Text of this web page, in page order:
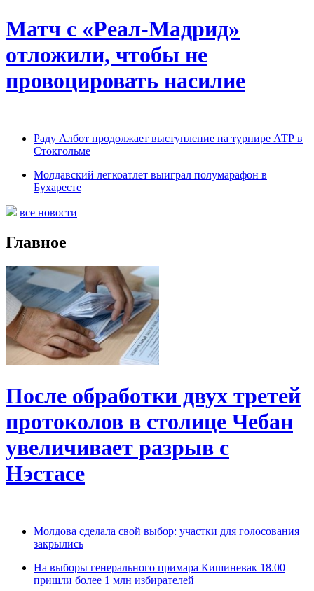
Матч с «Реал-Мадрид»
отложили, чтобы не
провоцировать насилие
Раду Албот продолжает выступление на турнире АТР в
Стокгольме
Молдавский легкоатлет выиграл полумарафон в
Бухаресте
все новости
Главное
После обработки двух третей
протоколов в столице Чебан
увеличивает разрыв с
Нэстасе
Молдова сделала свой выбор: участки для голосования
закрылись
На выборы генерального примара Кишиневак 18.00
пришли более 1 млн избирателей